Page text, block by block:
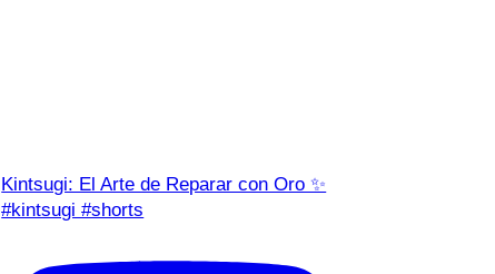
Kintsugi: El Arte de Reparar con Oro ✨
#kintsugi #shorts